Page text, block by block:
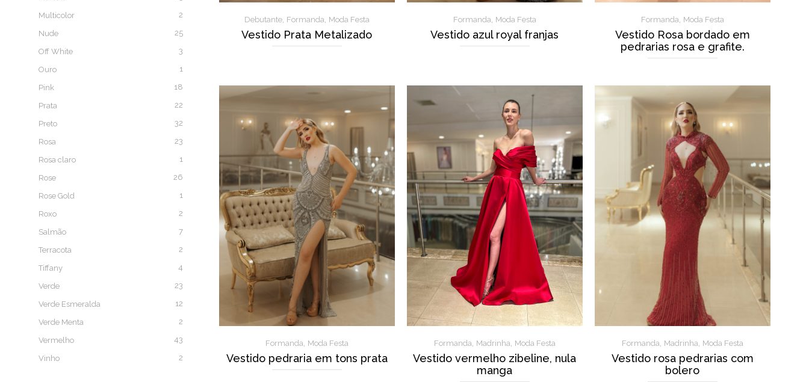
Multicolor 2
Nude 25
Off White 3
Ouro 1
Pink 18
Prata 22
Preto 32
Rosa 23
Rosa claro 1
Rose 26
Rose Gold 1
Roxo 2
Salmão 7
Terracota 2
Tiffany 4
Verde 23
Verde Esmeralda 12
Verde Menta 2
Vermelho 43
Vinho 2
Debutante, Formanda, Moda Festa
Vestido Prata Metalizado
Formanda, Moda Festa
Vestido azul royal franjas
Formanda, Moda Festa
Vestido Rosa bordado em
pedrarias rosa e grafite.
Formanda, Moda Festa
Vestido pedraria em tons prata
Formanda, Madrinha, Moda Festa
Vestido vermelho zibeline, nula
manga
Formanda, Madrinha, Moda Festa
Vestido rosa pedrarias com
bolero